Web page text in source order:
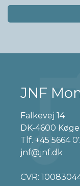
JNF
Falkevej 14
DK-4600 Køge
Tlf. +45 5664
jnf@jnf.dk
CVR: